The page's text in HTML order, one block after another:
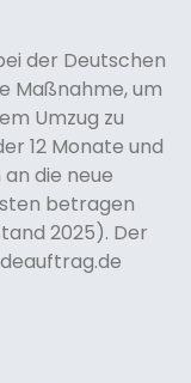
der Deutschen
Maßnahme, um
Umzug zu
12 Monate und
die neue
betragen
2025). Der